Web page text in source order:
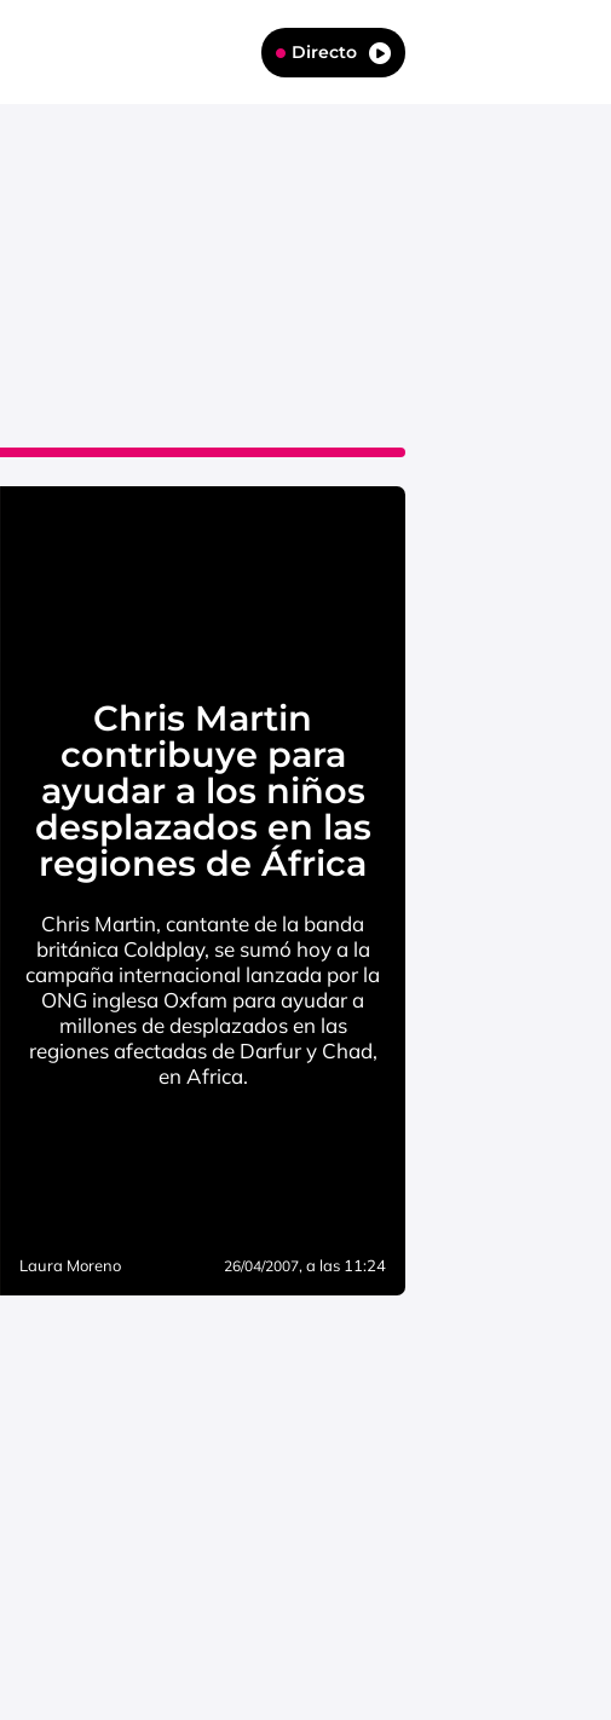
Directo
Chris Martin
contribuye para
ayudar a los niños
desplazados en las
regiones de África
Chris Martin, cantante de la banda
británica Coldplay, se sumó hoy a la
campaña internacional lanzada por la
ONG inglesa Oxfam para ayudar a
millones de desplazados en las
regiones afectadas de Darfur y Chad,
en Africa.
Laura Moreno 26/04/2007, a las 11:24